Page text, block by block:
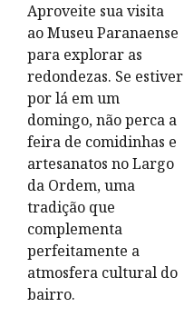
Aproveite sua visita
ao Museu Paranaense
para explorar as
redondezas. Se estiver
por lá em um
domingo, não perca a
feira de comidinhas e
artesanatos no Largo
da Ordem, uma
tradição que
complementa
perfeitamente a
atmosfera cultural do
bairro.